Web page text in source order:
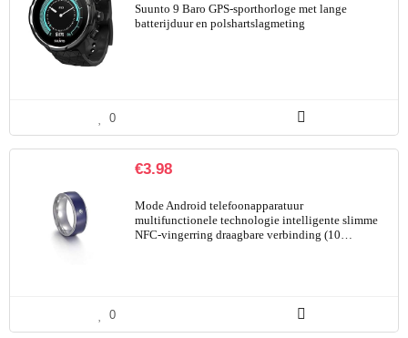
Suunto 9 Baro GPS-sporthorloge met lange
batterijduur en polshartslagmeting
0
€3.98
Mode Android telefoonapparatuur
multifunctionele technologie intelligente slimme
NFC-vingerring draagbare verbinding (10…
0